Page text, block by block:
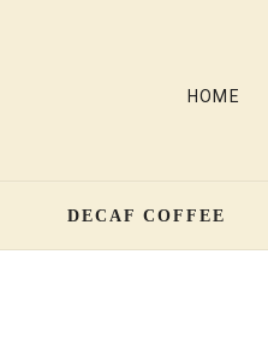
HOME
DECAF COFFEE